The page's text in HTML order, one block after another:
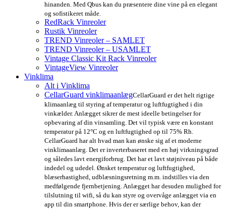
hinanden. Med Qbus kan du præsentere dine vine på en elegant
og sofistikeret måde.
RedRack Vinreoler
Rustik Vinreoler
TREND Vinreoler – SAMLET
TREND Vinreoler – USAMLET
Vintage Classic Kit Rack Vinreoler
VintageView Vinreoler
Vinklima
Alt i Vinklima
CellarGuard vinklimaanlægCellarGuard er det helt rigtige
klimaanlæg til styring af temperatur og luftfugtighed i din
vinkælder. Anlægget sikrer de mest ideelle betingelser for
opbevaring af din vinsamling. Det vil typisk være en konstant
temperatur på 12°C og en luftfugtighed op til 75% Rh.
CellarGuard har alt hvad man kan ønske sig af et moderne
vinklimaanlæg. Det er inverterbaseret med en høj virkningsgrad
og således lavt energiforbrug. Det har et lavt støjniveau på både
indedel og udedel. Ønsket temperatur og luftfugtighed,
blæserhastighed, udblæsningsretning m.m. indstilles via den
medfølgende fjernbetjening. Anlægget har desuden mulighed for
tilslutning til wifi, så du kan styre og overvåge anlægget via en
app til din smartphone. Hvis der er særlige behov, kan der